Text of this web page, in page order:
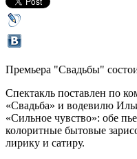
Премьера "Свадьбы"
Спектакль поставлен по
«Свадьба» и водевилю
«Сильное чувство»: обе
колоритные бытовые
лирику и сатиру.